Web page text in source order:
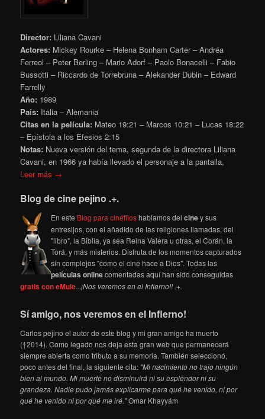
Director: Liliana Cavani
Actores: Mickey Rourke – Helena Bonham Carter – Andréa
Ferreol – Peter Berling – Mario Adorf – Paolo Bonacelli – Fabio
Bussotti – Riccardo de Torrebruna – Alekander Dubin – Edward
Farrelly
Año: 1989
País: Italia – Alemania
Citas en la película: Mateo 19:21 – Marcos 10:21 – Lucas 18:22
– Epístola a los Efesios 2:15
Notas: Nueva versión del tema, segunda de la directora Liliana
Cavani, en 1966 ya había llevado el personaje a la pantalla,
Leer más →
Blog de cine pejino .+.
En este Blog para cinéfiloshablamos delciney sus
entresijos, con el añadido de las religiones llamadas, del
"libro", la Biblia, ya sea Reina Valera u otras, el Corán, la
Torá, y más misterios. Disfruta de los momentos capturados
sin complejos "como el cine hace a Dios". Todas las
películas onlinecomentadas aquí han sido conseguidas
gratis con eMule...¡Nos veremos en el Infierno!! .+.
Sí amigo, nos veremos en el Infierno!
Carlos pejino el autor de este blog y mi gran amigo ha muerto
(†2014). Como legado nos deja esta gran web que permanecerá
siempre abierta como tributo a su memoria. También seleccionó,
poco antes del final, la siguiente cita: "Mi nacimiento no trajo ningún
bien al mundo. Mi muerte no disminuirá ni su esplendor ni su
grandeza. Nadie pudo jamás explicarme para qué he venido, ni por
qué he venido ni por qué me iré."Omar Khayyám